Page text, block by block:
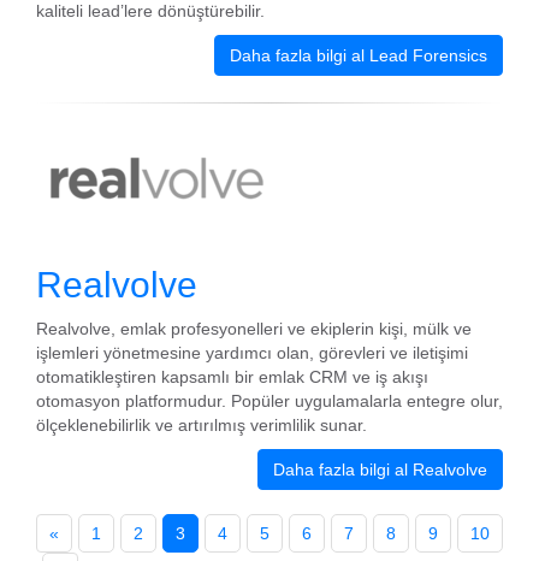
kaliteli lead’lere dönüştürebilir.
Daha fazla bilgi al Lead Forensics
Realvolve
Realvolve, emlak profesyonelleri ve ekiplerin kişi, mülk ve
işlemleri yönetmesine yardımcı olan, görevleri ve iletişimi
otomatikleştiren kapsamlı bir emlak CRM ve iş akışı
otomasyon platformudur. Popüler uygulamalarla entegre olur,
ölçeklenebilirlik ve artırılmış verimlilik sunar.
Daha fazla bilgi al Realvolve
« 1 2 3 4 5 6 7 8 9
10